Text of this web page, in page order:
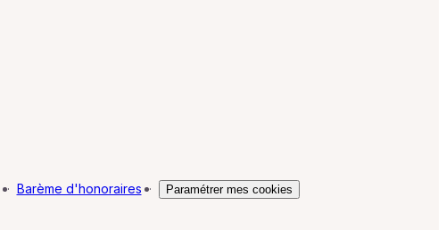
· Barème d'honoraires · Paramétrer mes cookies